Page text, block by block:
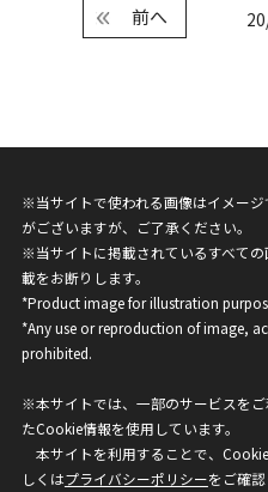
前へ
※当サイトで使われる画像はイメー
がございますが、ご了承ください。
※当サイトに掲載されているすべて
載をお断りします。
*Product image for illustration
*Any use or reproduction of image,
prohibited.
※本サイトでは、一部のサービスを
たCookie情報を使用しています。
本サイトを利用することで、
しくはプライバシーポリシーをご確認